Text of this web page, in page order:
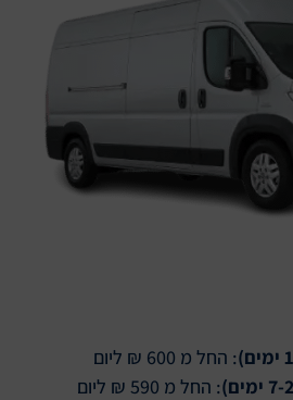
: החל מ 600 ₪ ליום
: החל מ 590 ₪ ליום